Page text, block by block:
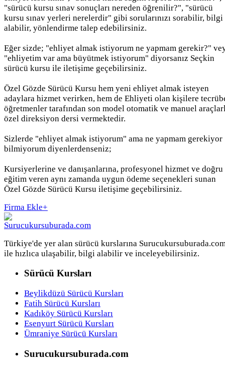
"sürücü kursu sınav sonuçları nereden öğrenilir?", "sürücü
kursu sınav yerleri nerelerdir" gibi sorularınızı sorabilir, bilgi
alabilir, yönlendirme talep edebilirsiniz.
Eğer sizde; "ehliyet almak istiyorum ne yapmam gerekir?"
"ehliyetim var ama büyütmek istiyorum" diyorsanız Seçkin
sürücü kursu ile iletişime geçebilirsiniz.
Özel Gözde Sürücü Kursu hem yeni ehliyet almak isteyen
adaylara hizmet verirken, hem de Ehliyeti olan kişilere
öğretmenler tarafından son model otomatik ve manuel
özel direksiyon dersi vermektedir.
Sizlerde "ehliyet almak istiyorum" ama ne yapmam gerekiyor
bilmiyorum diyenlerdenseniz;
Kursiyerlerine ve danışanlarına, profesyonel hizmet ve doğru
eğitim veren aynı zamanda uygun ödeme seçenekleri sunan
Özel Gözde Sürücü Kursu iletişime geçebilirsiniz.
Firma Ekle+
Türkiye'de yer alan sürücü kurslarına
ile hızlıca ulaşabilir, bilgi alabilir ve inceleyebilirsiniz.
Sürücü Kursları
Beylikdüzü Sürücü Kursları
Fatih Sürücü Kursları
Kadıköy Sürücü Kursları
Esenyurt Sürücü Kursları
Ümraniye Sürücü Kursları
Surucukursuburada.com